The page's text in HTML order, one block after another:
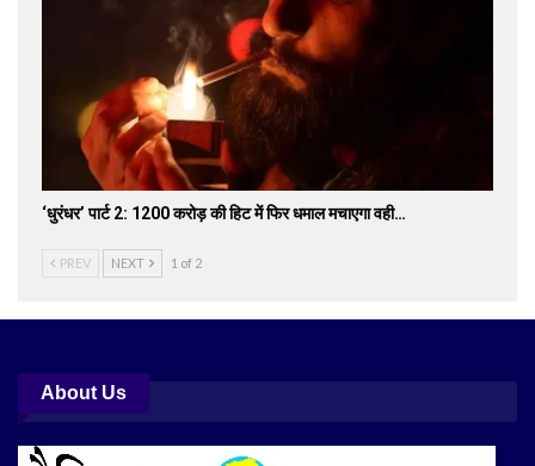
‘धुरंधर’ पार्ट 2: 1200 करोड़ की हिट में फिर धमाल मचाएगा वही…
PREV NEXT 1 of 2
About Us